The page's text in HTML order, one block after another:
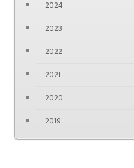
2024
2023
2022
2021
2020
2019